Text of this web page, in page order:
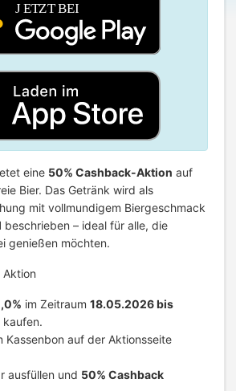
eine 50% Cashback-Aktion auf
Bier. Das Getränk wird als
mit vollmundigem Biergeschmack
beschrieben – ideal für alle, die
genießen möchten.
im Zeitraum 18.05.2026 bis
kaufen.
Kassenbon auf der Aktionsseite
ausfüllen und 50% Cashback